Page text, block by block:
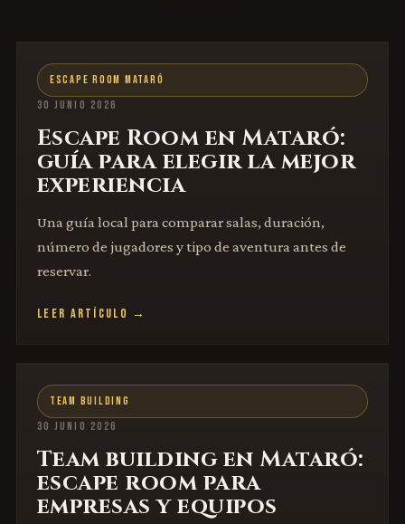
ESCAPE ROOM MATARÓ
30 JUNIO 2026
Escape Room en Mataró:
guía para elegir la mejor
experiencia
Una guía local para comparar salas, duración,
número de jugadores y tipo de aventura antes de
reservar.
LEER ARTÍCULO →
TEAM BUILDING
30 JUNIO 2026
Team building en Mataró:
escape room para
empresas y equipos